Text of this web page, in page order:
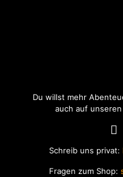
Du willst mehr
auch auf
Schreib uns privat:
Fragen zum Shop: